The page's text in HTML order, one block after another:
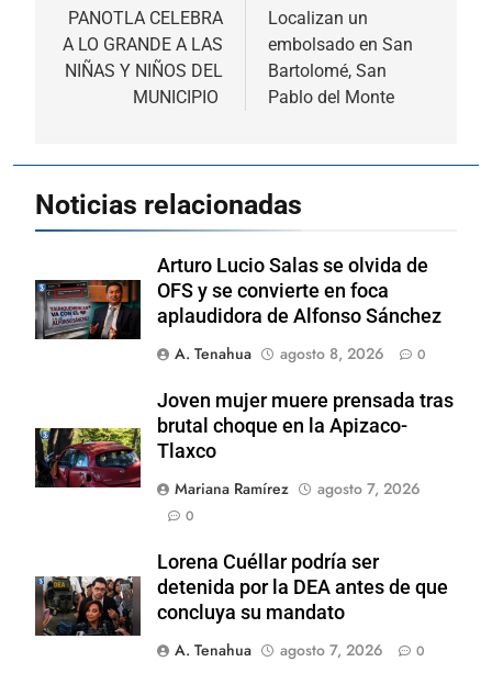
de
entradas
PANOTLA CELEBRA
A LO GRANDE A LAS
NIÑAS Y NIÑOS DEL
MUNICIPIO
Localizan un
embolsado en San
Bartolomé, San
Pablo del Monte
Noticias relacionadas
Arturo Lucio Salas se olvida de
OFS y se convierte en foca
aplaudidora de Alfonso Sánchez
A. Tenahua
agosto 8, 2026 0
Joven mujer muere prensada tras
brutal choque en la Apizaco-
Tlaxco
Mariana Ramírez
agosto 7, 2026
0
Lorena Cuéllar podría ser
detenida por la DEA antes de que
concluya su mandato
A. Tenahua
agosto 7, 2026 0